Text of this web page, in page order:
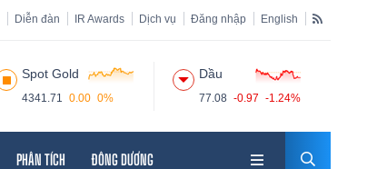
Diễn đàn IR Awards Dịch vụ Đăng nhập English
Spot Gold
4341.71 0.00 0%
Dầu
77.08 -0.97 -1.24%
PHÂN TÍCH ĐÔNG DƯƠNG